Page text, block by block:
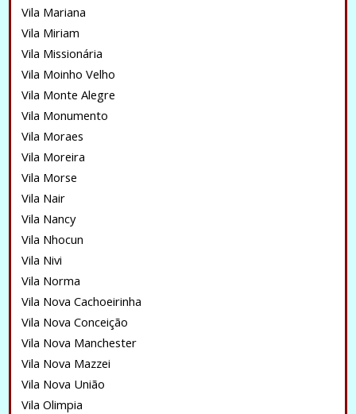
Vila Mariana
Vila Miriam
Vila Missionária
Vila Moinho Velho
Vila Monte Alegre
Vila Monumento
Vila Moraes
Vila Moreira
Vila Morse
Vila Nair
Vila Nancy
Vila Nhocun
Vila Nivi
Vila Norma
Vila Nova Cachoeirinha
Vila Nova Conceição
Vila Nova Manchester
Vila Nova Mazzei
Vila Nova União
Vila Olimpia